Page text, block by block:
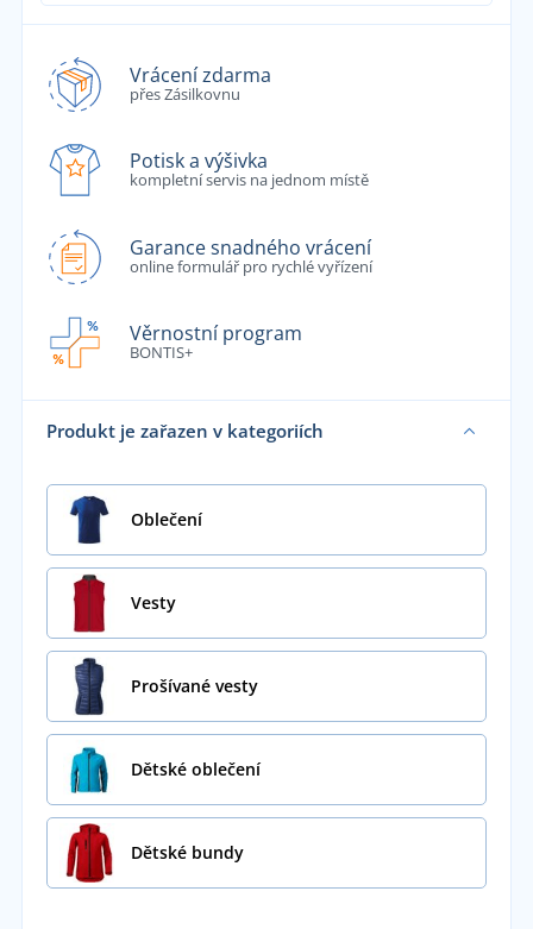
Vrácení zdarma
přes Zásilkovnu
Potisk a výšivka
kompletní servis na jednom místě
Garance snadného vrácení
online formulář pro rychlé vyřízení
Věrnostní program
BONTIS+
Produkt je zařazen v kategoriích
Oblečení
Vesty
Prošívané vesty
Dětské oblečení
Dětské bundy